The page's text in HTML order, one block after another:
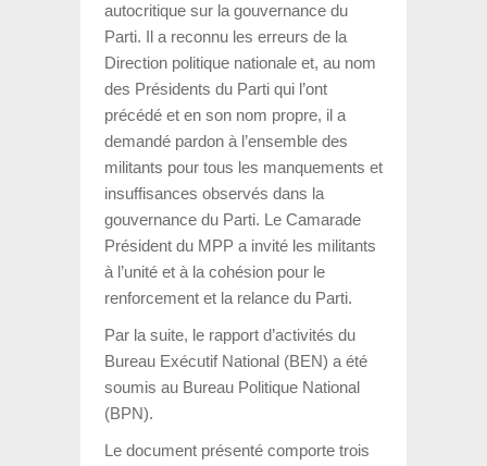
autocritique sur la gouvernance du
Parti. Il a reconnu les erreurs de la
Direction politique nationale et, au nom
des Présidents du Parti qui l’ont
précédé et en son nom propre, il a
demandé pardon à l’ensemble des
militants pour tous les manquements et
insuffisances observés dans la
gouvernance du Parti. Le Camarade
Président du MPP a invité les militants
à l’unité et à la cohésion pour le
renforcement et la relance du Parti.
Par la suite, le rapport d’activités du
Bureau Exécutif National (BEN) a été
soumis au Bureau Politique National
(BPN).
Le document présenté comporte trois